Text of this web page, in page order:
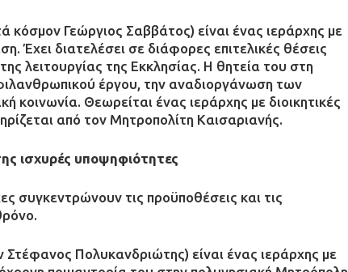
κόσμον Γεώργιος Σαββάτος) είναι ένας ιεράρχης με
Έχει διατελέσει σε διάφορες επιτελικές θέσεις
λειτουργίας της Εκκλησίας. Η θητεία του στη
έργου, την αναδιοργάνωση των
κοινωνία. Θεωρείται ένας ιεράρχης με διοικητικές
από τον Μητροπολίτη Καισαριανής.
ισχυρές υποψηφιότητες
τις προϋποθέσεις και τις
Στέφανος Πολυκανδριώτης) είναι ένας ιεράρχης με